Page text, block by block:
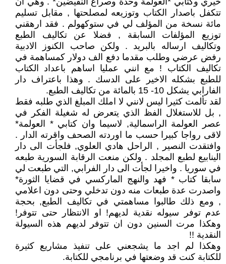
تتكفل باصدار الكتاب وتوزيعه لمصلحتها , مقابل تسليم
مائة نسخة من المؤلف لي في ستوكهولم . فقد ارهقني
توزيع المؤلفات السابقة , فضلا عن تكاليف الطبع
وتكاليف ارساله بالبريد . ولكن صاحب الكنوز الادبية
رفض عرضي وطلب مقدما دفع الف دولار كمساهمة في
تكاليف الكتاب ! مع انني عمليا اساهم باعداد الكتاب
للطبع بشكله الاخير على الدسك . وهذا باعتراف دار
الفارابي يشكل 10- 15 بالمائة من تكاليف الطبع.
لقد تألمت كثيرا ليس لانني لا املك المبلغ الذي طلبه فقط
, بل للاستغلال الفظ الذي يتعرض له شغيلة الفكر في
عصر العولمة الراسمالية, لاسيما وان كتابي * العولمة*
لاقى رواجا كبيرا حسب ما اوردته الصحف واقرته الدار .
وافتقدت النصير , الراحل هادي العلوي, فلجأت الى دار
الينابيع لطبع المجلد . ولكن منعت الرقابة السورية طبعه
في سوريا . واخيرا لجأت الى دار الفرابي, التي طبعت لي
سابقا كتاب * فهد والنهج الماركسي في قضايا الثورة*
واصدرت عدة طبعات منه دون تدخلي وحتى دون اعلامي
, ومع ذلك طالبوا مساهمتي في تكاليف الطبع, بحجة
عدم توفر سيوله نقدية لديهم! او الانتظار حتى تتوفر!
وهكذا مرت السنين دون ان تتوفر لديهم هذه السيولة
النقدية !!
وهكذا لم اجد ما يشجعني على تنفيذ مشاريع كثيرة
للكتابة كنت قد وضعتها في برنامجي للكتابة.